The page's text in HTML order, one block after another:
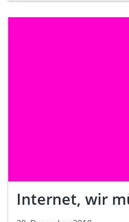
Internet, wir